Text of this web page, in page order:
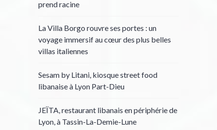
prend racine
La Villa Borgo rouvre ses portes : un
voyage immersif au cœur des plus belles
villas italiennes
Sesam by Litani, kiosque street food
libanaise à Lyon Part-Dieu
JEÏTA, restaurant libanais en périphérie de
Lyon, à Tassin-La-Demie-Lune